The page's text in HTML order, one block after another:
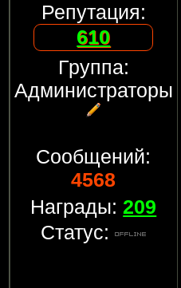
Репутация:
610
Группа:
Администраторы
Сообщений:
4568
Награды:209
Статус: